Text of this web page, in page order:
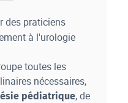
des praticiens
à l'urologie
toutes les
nécessaires,
pédiatrique, de